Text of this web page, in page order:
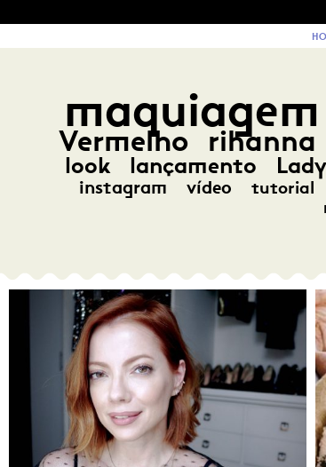
maquiagem
Vermelho rihanna
look
lançamento
instagram vídeo tutorial